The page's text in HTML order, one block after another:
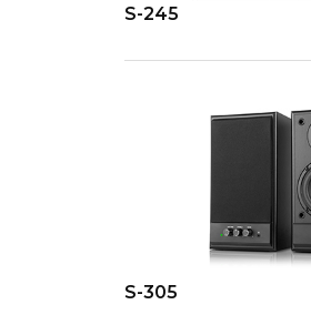
S-245
S-305